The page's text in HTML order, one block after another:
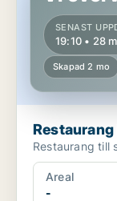
SENAST
19:10 • 28
Skapad 2 mo
Restaurang till
Areal
-